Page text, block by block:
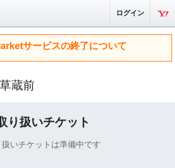
ログイン
サービスの終了について
蔵前
り扱いチケット
いチケットは準備中です